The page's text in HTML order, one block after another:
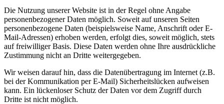
Die Nutzung unserer Website ist in der Regel ohne Angabe
personenbezogener Daten möglich. Soweit auf unseren Seiten
personenbezogene Daten (beispielsweise Name, Anschrift oder E-
Mail-Adressen) erhoben werden, erfolgt dies, soweit möglich, stets
auf freiwilliger Basis. Diese Daten werden ohne Ihre ausdrückliche
Zustimmung nicht an Dritte weitergegeben.
Wir weisen darauf hin, dass die Datenübertragung im Internet (z.B.
bei der Kommunikation per E-Mail) Sicherheitslücken aufweisen
kann. Ein lückenloser Schutz der Daten vor dem Zugriff durch
Dritte ist nicht möglich.